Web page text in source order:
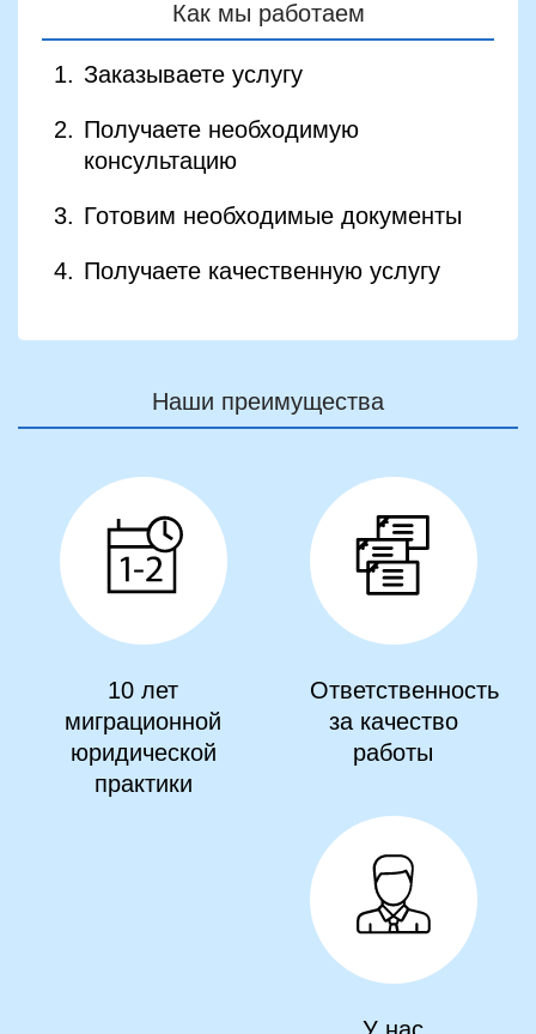
Как мы работаем
Заказываете услугу
Получаете необходимую
консультацию
Готовим необходимые документы
Получаете качественную услугу
Наши преимущества
10 лет
миграционной
юридической
практики
Ответственность
за качество
работы